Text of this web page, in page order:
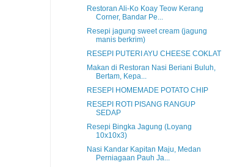
Restoran Ali-Ko Koay Teow Kerang
Corner, Bandar Pe...
Resepi jagung sweet cream (jagung
manis berkrim)
RESEPI PUTERI AYU CHEESE COKLAT
Makan di Restoran Nasi Beriani Buluh,
Bertam, Kepa...
RESEPI HOMEMADE POTATO CHIP
RESEPI ROTI PISANG RANGUP
SEDAP
Resepi Bingka Jagung (Loyang
10x10x3)
Nasi Kandar Kapitan Maju, Medan
Perniagaan Pauh Ja...